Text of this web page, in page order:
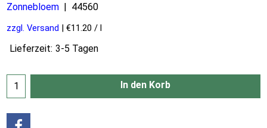
Zonnebloem 44560
zzgl. Versand €11.20 / l
Lieferzeit: 3-5 Tagen
In den Korb